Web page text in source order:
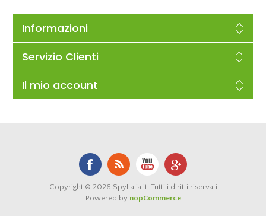
Informazioni
Servizio Clienti
Il mio account
Copyright © 2026 SpyItalia.it. Tutti i diritti riservati
Powered by nopCommerce